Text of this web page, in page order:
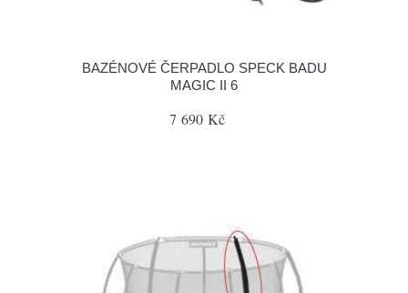
BAZÉNOVÉ ČERPADLO SPECK BADU
MAGIC II 6
7 690 Kč